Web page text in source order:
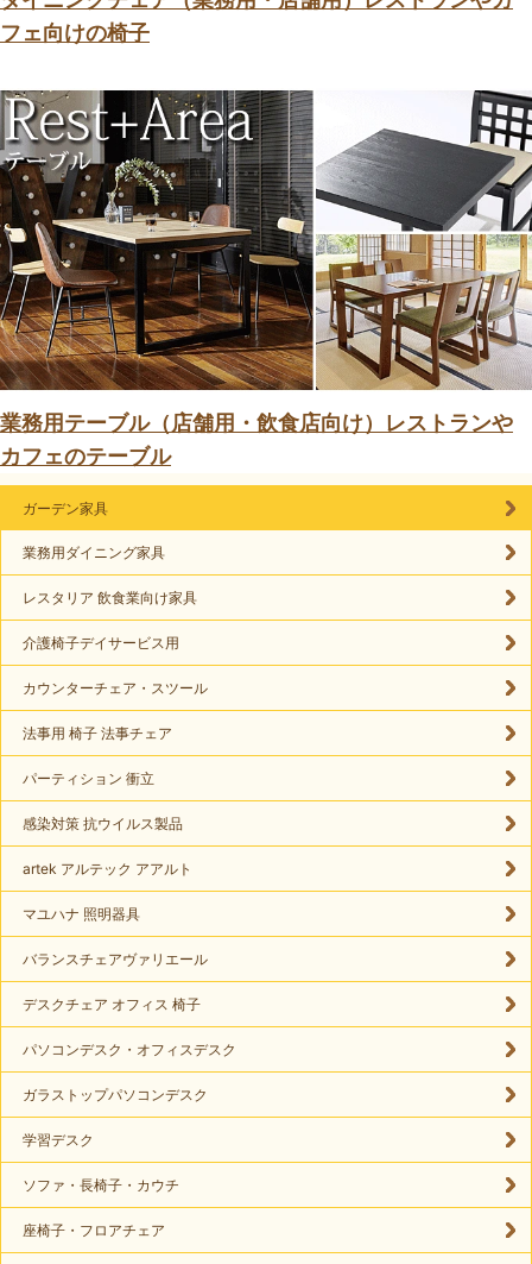
フェ向けの椅子
業務用テーブル（店舗用・飲食店向け）レストランや
カフェのテーブル
ガーデン家具
業務用ダイニング家具
レスタリア 飲食業向け家具
介護椅子デイサービス用
カウンターチェア・スツール
法事用 椅子 法事チェア
パーティション 衝立
感染対策 抗ウイルス製品
artek アルテック アアルト
マユハナ 照明器具
バランスチェアヴァリエール
デスクチェア オフィス 椅子
パソコンデスク・オフィスデスク
ガラストップパソコンデスク
学習デスク
ソファ・長椅子・カウチ
座椅子・フロアチェア